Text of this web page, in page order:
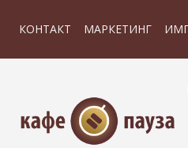
КОНТАКТ МАРКЕТИНГ